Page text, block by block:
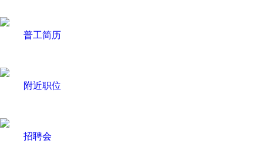
普工简历
附近职位
招聘会